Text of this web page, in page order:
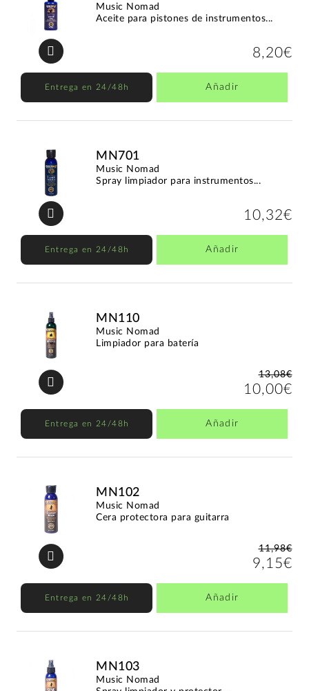
Music Nomad
Aceite para pistones de instrumentos...
8,20€
Entrega en 24/48h Añadir
MN701
Music Nomad
Spray limpiador para instrumentos...
10,32€
Entrega en 24/48h Añadir
MN110
Music Nomad
Limpiador para batería
13,08€
10,00€
Entrega en 24/48h Añadir
MN102
Music Nomad
Cera protectora para guitarra
11,98€
9,15€
Entrega en 24/48h Añadir
MN103
Music Nomad